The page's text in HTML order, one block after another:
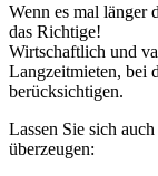
Wenn es mal länger
das Richtige!
Wirtschaftlich und
Langzeitmieten, bei
berücksichtigen.
Lassen Sie sich
überzeugen: